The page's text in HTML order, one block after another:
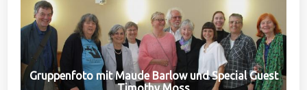
Gruppenfoto mit Maude Barlow und Special Guest